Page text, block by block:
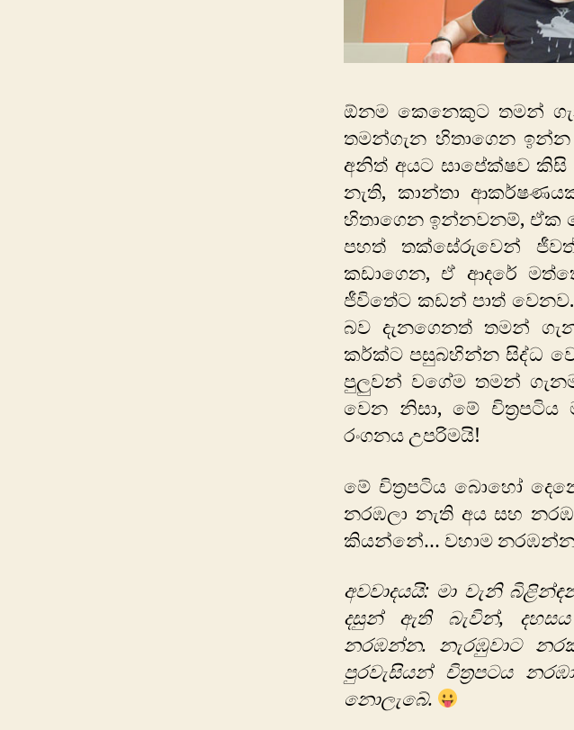
ඕනම කෙනෙකුට තමන්
තමන්ගැන හිතාගෙන
අනිත් අයට සාපේක්ෂව
නැති, කාන්තා
හිතාගෙන ඉන්නවනම්, ඒක
පහත් තක්සේරුවෙන්
කඩාගෙන, ඒ ආදරේ
ජීවිතේට කඩන් පාත්
බව දැනගෙනත් තමන්
කර්ක්ට පසුබහින්න සිද්ධ
පුලුවන් වගේම තමන්
වෙන නිසා, මේ චිත්‍රපටිය
රංගනය උපරිමයි!
මේ චිත්‍රපටිය බොහෝ
නරඹලා නැති අය සහ
කියන්නේ… වහාම
අවවාදයයි: මා වැනි
දසුන් ඇති බැවින්,
නරඹන්න. නැරඹුවාට
පුරවැසියන් චිත්‍රපටය
නොලැබේ.